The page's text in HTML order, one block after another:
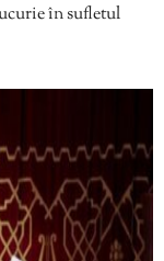
în sufletul